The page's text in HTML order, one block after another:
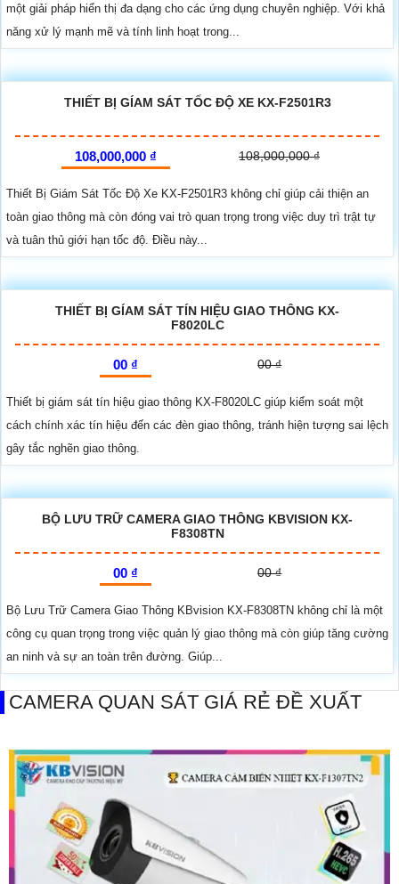
một giải pháp hiển thị đa dạng cho các ứng dụng chuyên nghiệp. Với khả
năng xử lý mạnh mẽ và tính linh hoạt trong...
THIẾT BỊ GÍAM SÁT TỐC ĐỘ XE KX-F2501R3
108,000,000 ₫ 108,000,000 ₫
Thiết Bị Giám Sát Tốc Độ Xe KX-F2501R3 không chỉ giúp cải thiện an
toàn giao thông mà còn đóng vai trò quan trọng trong việc duy trì trật tự
và tuân thủ giới hạn tốc độ. Điều này...
THIẾT BỊ GÍAM SÁT TÍN HIỆU GIAO THÔNG KX-
F8020LC
00 ₫ 00 ₫
Thiết bị giám sát tín hiệu giao thông KX-F8020LC giúp kiểm soát một
cách chính xác tín hiệu đến các đèn giao thông, tránh hiện tượng sai lệch
gây tắc nghẽn giao thông.
BỘ LƯU TRỮ CAMERA GIAO THÔNG KBVISION KX-
F8308TN
00 ₫ 00 ₫
Bộ Lưu Trữ Camera Giao Thông KBvision KX-F8308TN không chỉ là một
công cụ quan trọng trong việc quản lý giao thông mà còn giúp tăng cường
an ninh và sự an toàn trên đường. Giúp...
CAMERA QUAN SÁT GIÁ RẺ ĐỀ XUẤT